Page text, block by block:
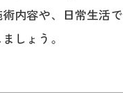
内容や、日常生活
しょう。